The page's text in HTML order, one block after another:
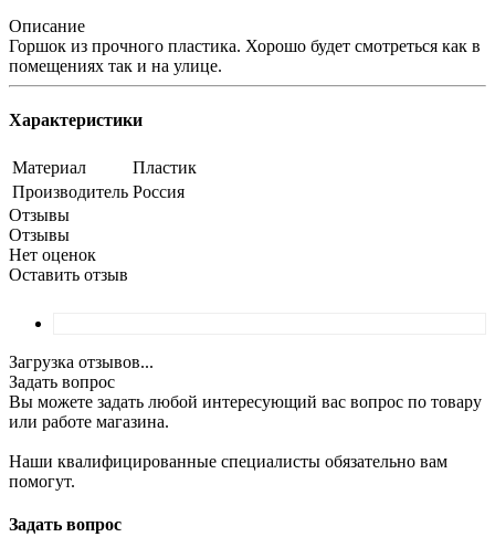
Описание
Горшок из прочного пластика. Хорошо будет смотреться как в
помещениях так и на улице.
Характеристики
Материал
Пластик
Производитель Россия
Отзывы
Отзывы
Нет оценок
Оставить отзыв
Загрузка отзывов...
Задать вопрос
Вы можете задать любой интересующий вас вопрос по товару
или работе магазина.
Наши квалифицированные специалисты обязательно вам
помогут.
Задать вопрос